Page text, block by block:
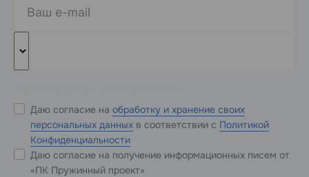
Даю согласие на обработку и хранение своих
персональных данных в соответствии с Политикой
Конфиденциальности
Даю согласие на получение информационных писем от
«ПК Пружинный проект»